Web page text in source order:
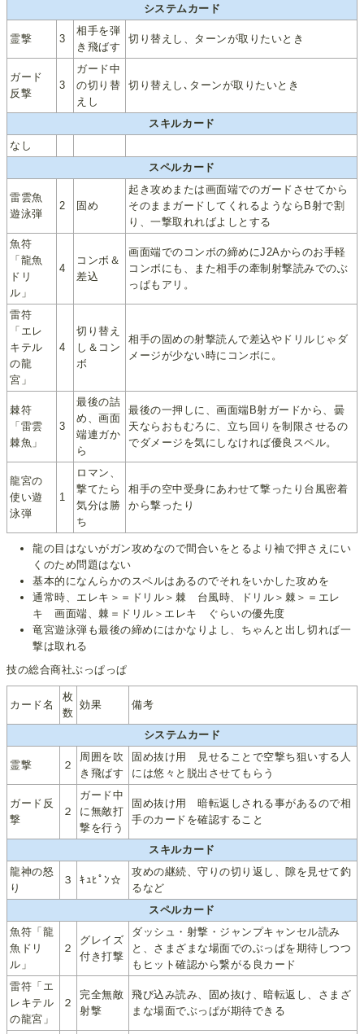
システムカード
霊撃 3
相手を弾
き飛ばす
切り替えし、ターンが取りたいとき
ガード
反撃
3
ガード中
の切り替
えし
切り替えし､ターンが取りたいとき
スキルカード
なし
スペルカード
雷雲魚
遊泳弾
2 固め
起き攻めまたは画面端でのガードさせてから
そのままガードしてくれるようならB射で割
り、一撃取れればよしとする
魚符
「龍魚
ドリ
ル」
4
コンボ＆
差込
画面端でのコンボの締めにJ2Aからのお手軽
コンボにも、また相手の牽制射撃読みでのぶ
っぱもアリ。
雷符
「エレ
キテル
の龍
宮」
4
切り替え
し＆コン
ボ
相手の固めの射撃読んで差込やドリルじゃダ
メージが少ない時にコンボに。
棘符
「雷雲
棘魚」
3
最後の詰
め、画面
端連ガか
ら
最後の一押しに、画面端B射ガードから、曇
天ならおもむろに、立ち回りを制限させるの
でダメージを気にしなければ優良スペル。
龍宮の
使い遊
泳弾
1
ロマン、
撃てたら
気分は勝
ち
相手の空中受身にあわせて撃ったり台風密着
から撃ったり
龍の目はないがガン攻めなので間合いをとるより袖で押さえにい
くのため問題はない
基本的になんらかのスペルはあるのでそれをいかした攻めを
通常時、エレキ＞＝ドリル＞棘 台風時、ドリル＞棘＞＝エレ
キ 画面端、棘＝ドリル＞エレキ ぐらいの優先度
竜宮遊泳弾も最後の締めにはかなりよし、ちゃんと出し切れば一
撃は取れる
技の総合商社ぶっぱっぱ
カード名
枚
数
効果 備考
システムカード
霊撃 ２
周囲を吹
き飛ばす
固め抜け用 見せることで空撃ち狙いする人
には悠々と脱出させてもらう
ガード反
撃
２
ガード中
に無敵打
撃を行う
固め抜け用 暗転返しされる事があるので相
手のカードを確認すること
スキルカード
龍神の怒
り
３ ｷｭﾋﾟﾝ☆
攻めの継続、守りの切り返し、隙を見せて釣
るなど
スペルカード
魚符「龍
魚ドリ
ル」
２
グレイズ
付き打撃
ダッシュ・射撃・ジャンプキャンセル読み
と、さまざまな場面でのぶっぱを期待しつつ
もヒット確認から繋がる良カード
雷符「エ
レキテル
の龍宮」
２
完全無敵
射撃
飛び込み読み、固め抜け、暗転返し、さまざ
まな場面でぶっぱが期待できる